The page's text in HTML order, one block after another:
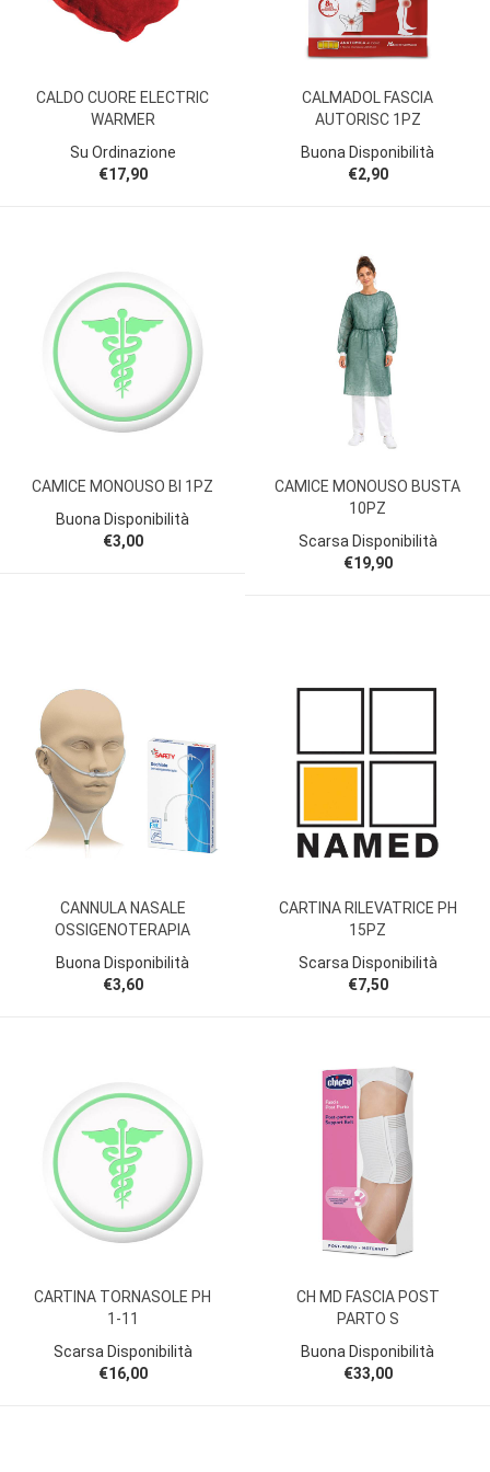
CALDO CUORE ELECTRIC
WARMER
Su Ordinazione
€17,90
CALMADOL FASCIA
AUTORISC 1PZ
Buona Disponibilità
€2,90
CAMICE MONOUSO BI 1PZ
Buona Disponibilità
€3,00
CAMICE MONOUSO BUSTA
10PZ
Scarsa Disponibilità
€19,90
CANNULA NASALE
OSSIGENOTERAPIA
Buona Disponibilità
€3,60
CARTINA RILEVATRICE PH
15PZ
Scarsa Disponibilità
€7,50
CARTINA TORNASOLE PH
1-11
Scarsa Disponibilità
€16,00
CH MD FASCIA POST
PARTO S
Buona Disponibilità
€33,00